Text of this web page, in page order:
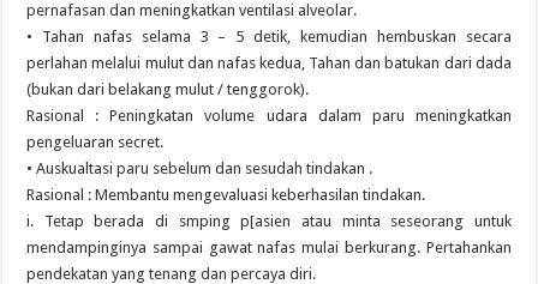
pernafasan dan meningkatkan ventilasi alveolar.
• Tahan nafas selama 3 – 5 detik, kemudian hembuskan secara
perlahan melalui mulut dan nafas kedua, Tahan dan batukan dari dada
(bukan dari belakang mulut / tenggorok).
Rasional : Peningkatan volume udara dalam paru meningkatkan
pengeluaran secret.
• Auskualtasi paru sebelum dan sesudah tindakan .
Rasional : Membantu mengevaluasi keberhasilan tindakan.
i. Tetap berada di smping p[asien atau minta seseorang untuk
mendampinginya sampai gawat nafas mulai berkurang. Pertahankan
pendekatan yang tenang dan percaya diri.